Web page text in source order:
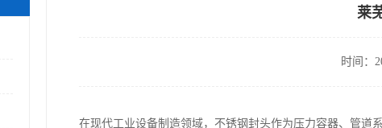
莱
时间：
在现代工业设备制造领域，不锈钢封头作为压力容器、管道